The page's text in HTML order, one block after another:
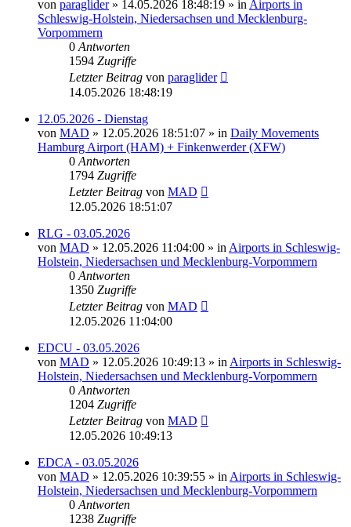
von paraglider» 14.05.2026 18:48:19 » in Airports in
Schleswig-Holstein, Niedersachsen und Mecklenburg-
Vorpommern
0 Antworten
1594 Zugriffe
Letzter Beitrag von paraglider
14.05.2026 18:48:19
12.05.2026 - Dienstag
von MAD » 12.05.2026 18:51:07 » in Daily Movements
Hamburg Airport (HAM) + Finkenwerder (XFW)
0 Antworten
1794 Zugriffe
Letzter Beitrag von MAD
12.05.2026 18:51:07
RLG - 03.05.2026
von MAD » 12.05.2026 11:04:00 » in Airports in Schleswig-
Holstein, Niedersachsen und Mecklenburg-Vorpommern
0 Antworten
1350 Zugriffe
Letzter Beitrag von MAD
12.05.2026 11:04:00
EDCU - 03.05.2026
von MAD » 12.05.2026 10:49:13 » in Airports in Schleswig-
Holstein, Niedersachsen und Mecklenburg-Vorpommern
0 Antworten
1204 Zugriffe
Letzter Beitrag von MAD
12.05.2026 10:49:13
EDCA - 03.05.2026
von MAD » 12.05.2026 10:39:55 » in Airports in Schleswig-
Holstein, Niedersachsen und Mecklenburg-Vorpommern
0 Antworten
1238 Zugriffe